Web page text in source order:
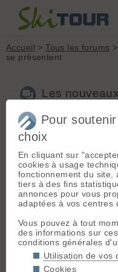
Accueil >Tous les forums >
se présentent
Les
Aller à la page :
Nouveau sujet Voir tous
S
sakel[1post] - Le 12/
Salut les amis,
lelokneez[19posts] -
Bonjour à tous passionnés
Pour
choix
En cliquant sur
cookies à usage
fonctionnement du site,
tiers à des fins
annonces pour vous
adaptées à vos centres
Vous pouvez à tout
des informations sur
conditions générales
Utilisation de vos
Cookies